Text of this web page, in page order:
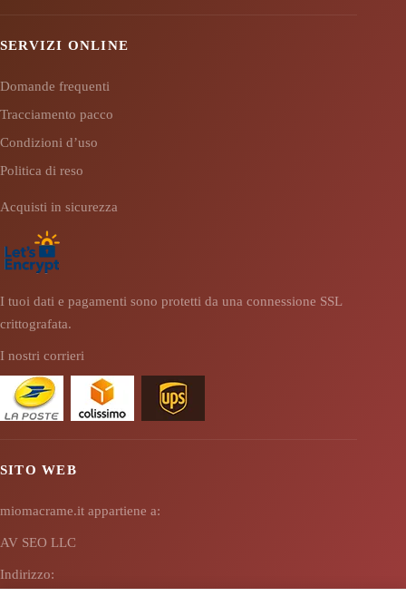
SERVIZI ONLINE
Domande frequenti
Tracciamento pacco
Condizioni d’uso
Politica di reso
Acquisti in sicurezza
I tuoi dati e pagamenti sono protetti da una connessione SSL
crittografata.
I nostri corrieri
SITO WEB
miomacrame.it appartiene a:
AV SEO LLC
Indirizzo: